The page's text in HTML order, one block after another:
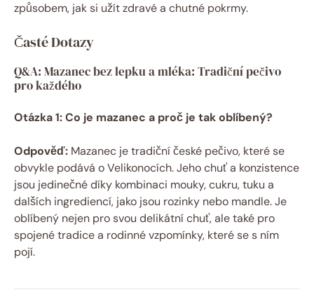
způsobem, jak si ⁢užít zdravé a chutné ​pokrmy.
Časté Dotazy
Q&A: Mazanec bez lepku a ‍mléka: Tradiční pečivo⁣
pro každého
Otázka 1: Co je mazanec a proč je tak oblíbený?
Odpověď: Mazanec je tradiční české​ pečivo, které se
obvykle podává⁣ o ‍Velikonocích. Jeho chuť a konzistence​
jsou jedinečné díky kombinaci mouky, cukru,⁢ tuku a
dalších ingrediencí, jako jsou ⁣rozinky nebo mandle. Je‌
oblíbený ⁢nejen pro⁣ svou delikátní chuť, ale také pro
spojené ⁣tradice⁣ a rodinné vzpomínky, které se​ s ⁣ním
⁤pojí.